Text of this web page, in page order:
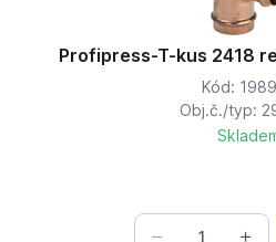
Profipress-T-kus 2418
Kód:
Obj.č./typ: